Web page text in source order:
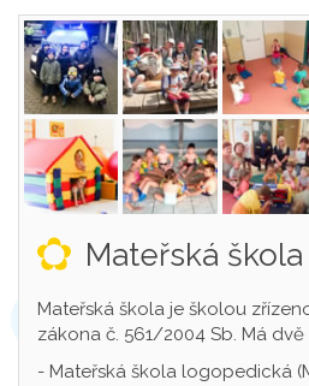
Mateřská
Mateřská škola je školou
zákona č. 561/2004 Sb. Má dvě
- Mateřská škola logopedická